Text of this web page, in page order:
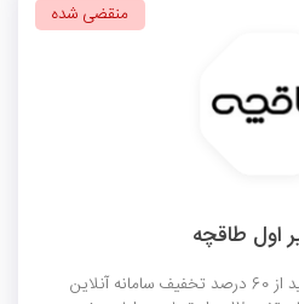
می‌توانید از 60 درصد تخفیف سامانه آنلاین
منقضی شده